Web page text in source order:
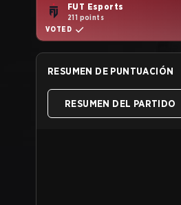
FUT Esports
211 points
VOTED
RESUMEN DE PUNTUACIÓN
RESUMEN DEL PARTIDO